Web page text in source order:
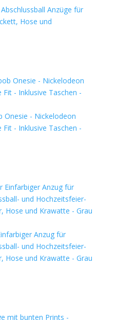
Anzüge für
Hose und
Onesie - Nickelodeon
- Inklusive Taschen -
Anzug für
und Hochzeitsfeier-
Hose und Krawatte - Grau